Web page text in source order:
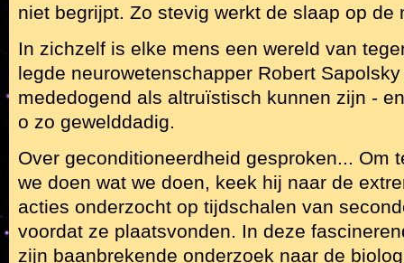
niet begrijpt. Zo stevig werkt de slaap op de
In zichzelf is elke mens een wereld van
legde neurowetenschapper Robert
mededogend als altruïstisch kunnen zijn -
o zo gewelddadig.
Over geconditioneerdheid gesproken... Om
we doen wat we doen, keek hij naar de
acties onderzocht op tijdschalen van
voordat ze plaatsvonden. In deze
zijn baanbrekende onderzoek naar de